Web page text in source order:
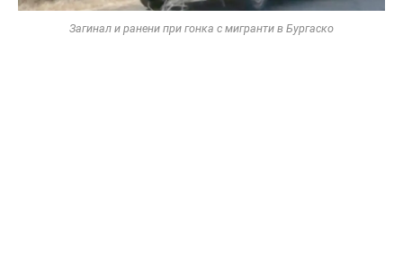
Загинал и ранени при гонка с мигранти в Бургаско